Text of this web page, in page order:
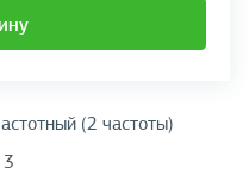
(2 частоты)